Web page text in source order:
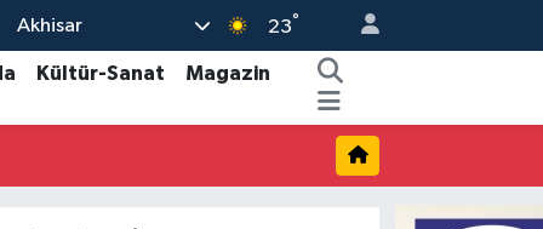
Akhisar 23°
Kültür-Sanat
Magazin